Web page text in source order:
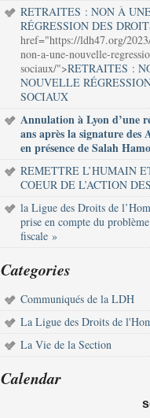
RETRAITES : NON À
RÉGRESSION DES
href="https://ldh47.org/
non-a-une-nouvelle-
sociaux/">RETRAITES :
NOUVELLE
SOCIAUX
Annulation à Lyon d’une
ans après la signature des
en présence de Salah
REMETTRE L’HUMAIN
COEUR DE L’ACTION
la Ligue des Droits de
prise en compte du
fiscale »
Categories
Communiqués de la LDH
La Ligue des Droits de
La Vie de la Section
Calendar